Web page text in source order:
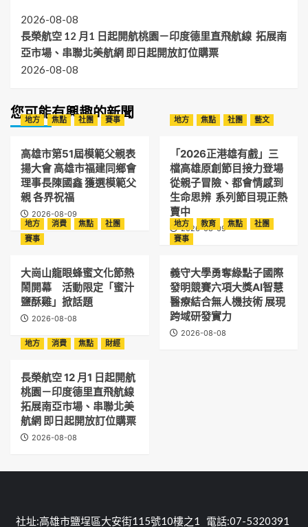
2026-08-08
長榮航空 12 月1 日起開航桃園－印度德里直飛航線 拓展南
亞市場、串聯北美航網 即日起開放訂位購票
2026-08-08
您可能有興趣的新聞
地方 焦點 社團 賽事
高雄市第51屆模範父親表
揚大會 高雄市福建同鄉會
理事長陳國鑫 獲選模範父
親 各界祝福
2026-08-09
地方 焦點 社團 藝文
「2026正港雄有戲」三
檔高雄原創節目接力登場
從親子冒險、都會情感到
生命思辨 系列節目現正熱
賣中
2026-08-09
地方 消費 焦點
社團
賽事
大崗山龍眼蜂蜜文化節熱
鬧開幕 活動限定「蜜汁
鹽酥雞」掀話題
2026-08-08
地方 教育 焦點
社團
賽事
義守大學勇奪綠點子國際
發明競賽六項大獎AI智慧
醫療結合無人機技術 展現
跨域研發實力
2026-08-08
地方
消費 焦點 財經
長榮航空 12 月1 日起開航
桃園－印度德里直飛航線
拓展南亞市場、串聯北美
航網 即日起開放訂位購票
2026-08-08
社址:高雄市鹽埕區大安街115號10樓之1 電話:07-5320391